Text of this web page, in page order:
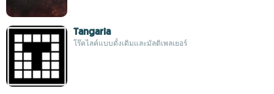
Tangaria
โร๊คไลค์แบบดั้งเดิมและมัลติเพลเยอร์